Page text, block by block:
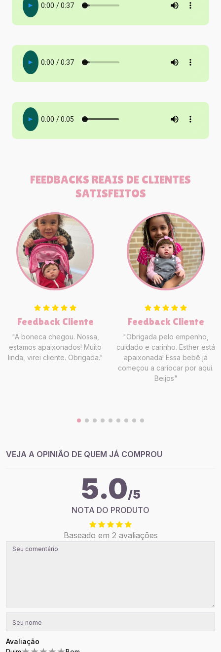
FEEDBACKS REAIS DE CLIENTES
SATISFEITOS
Feedback Cliente
"A boneca chegou. Nossa,
estamos apaixonados! Muito
linda, virei cliente. Obrigada."
Feedback Cliente
"Obrigada pelo empenho,
cuidado e carinho. Esther está
apaixonada! Essa bebê já
começou a cariocar por aqui.
Beijos"
VEJA A OPINIÃO DE QUEM JÁ COMPROU
5.0/5
NOTA DO PRODUTO
Baseado em 2 avaliações
Avaliação